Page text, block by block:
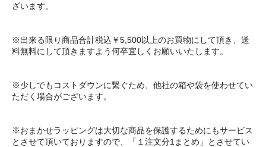
ざいます。
※出来る限り商品合計税込￥5,500以上のお買物にして頂き、送
料無料にして頂きますよう何卒宜しくお願いいたします。
※少しでもコストダウンに繋ぐため、他社の箱や袋を使わせてい
ただく場合がございます。
※おまかせラッピングは大切な商品を保護するためにもサービス
とさせて頂いておりますので、「１注文分1まとめ」とさせてい